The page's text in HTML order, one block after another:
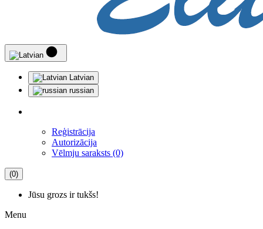
Latvian
russian
Reģistrācija
Autorizācija
Vēlmju saraksts (0)
(0)
Jūsu grozs ir tukšs!
Menu